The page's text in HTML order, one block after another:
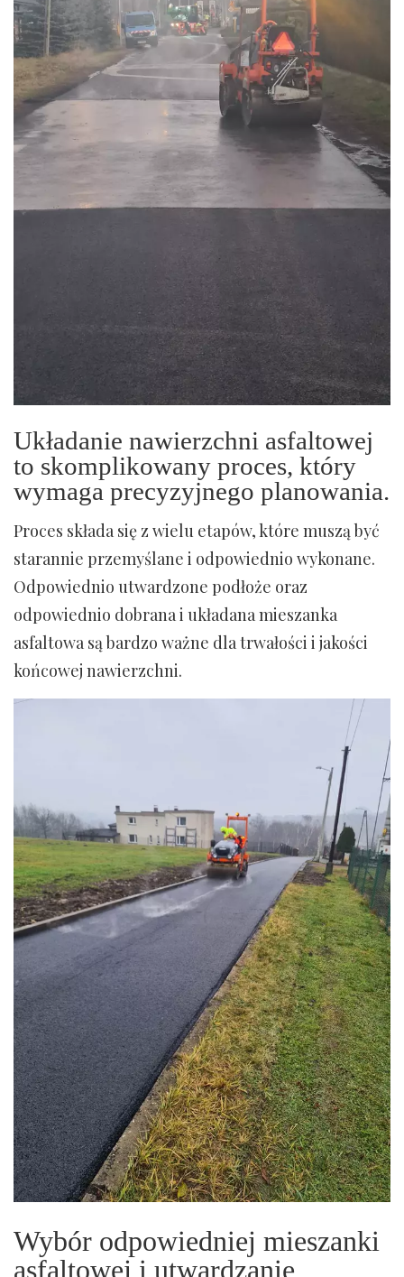
Układanie nawierzchni asfaltowej
to skomplikowany proces, który
wymaga precyzyjnego planowania.
Proces składa się z wielu etapów, które muszą być
starannie przemyślane i odpowiednio wykonane.
Odpowiednio utwardzone podłoże oraz
odpowiednio dobrana i układana mieszanka
asfaltowa są bardzo ważne dla trwałości i jakości
końcowej nawierzchni.
Wybór odpowiedniej mieszanki
asfaltowej i utwardzanie